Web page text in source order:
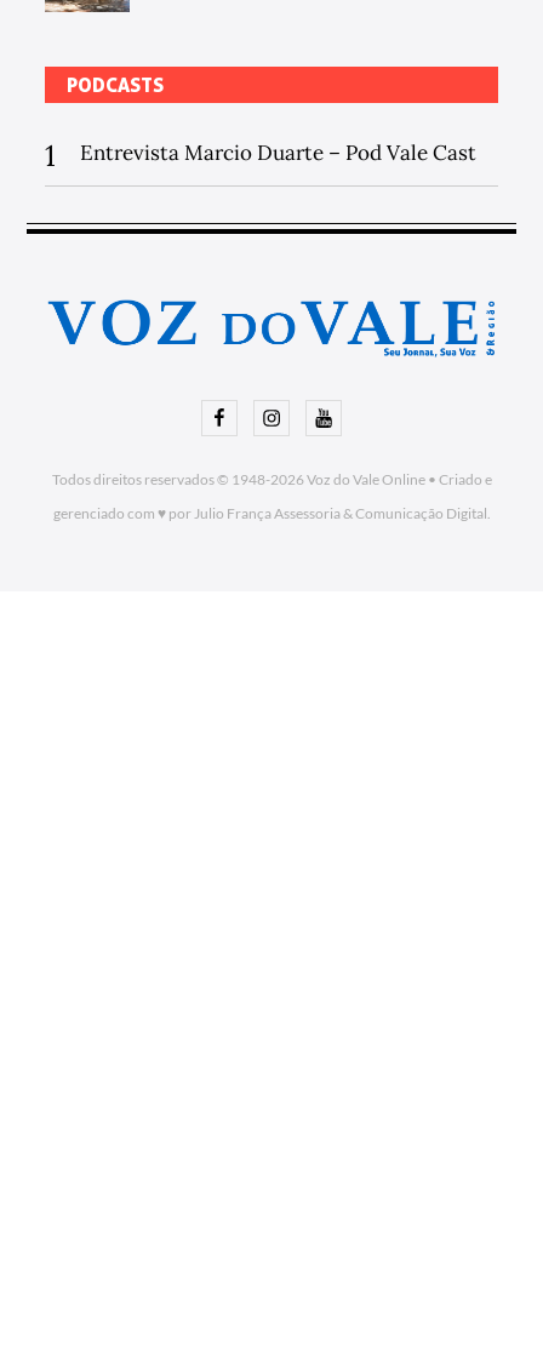
PODCASTS
1 Entrevista Marcio Duarte – Pod Vale Cast
FacebookInstagramYoutube
Todos direitos reservados © 1948-2026Voz do Vale Online• Criado e
gerenciado com ♥ por Julio França Assessoria& Comunicação Digital.